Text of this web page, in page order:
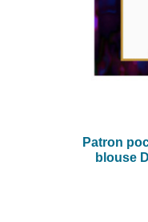
Patron
blouse